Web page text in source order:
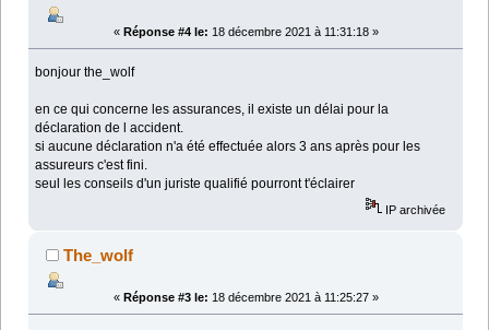
« Réponse #4 le: 18 décembre 2021 à 11:31:18 »
bonjour the_wolf
en ce qui concerne les assurances, il existe un délai pour la
déclaration de l accident.
si aucune déclaration n'a été effectuée alors 3 ans après pour les
assureurs c'est fini.
seul les conseils d'un juriste qualifié pourront t'éclairer
IP archivée
The_wolf
« Réponse #3 le: 18 décembre 2021 à 11:25:27 »